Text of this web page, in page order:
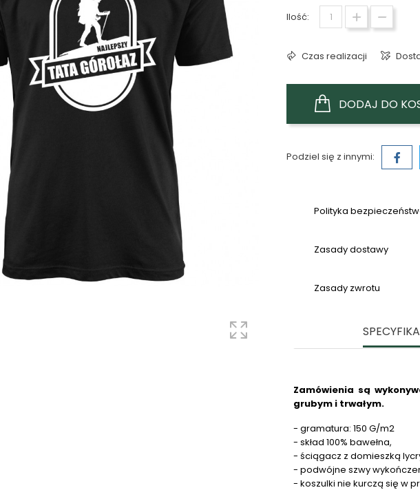
Ilość:
Czas realizacji
DODAJ DO
Podziel się z innymi:
Polityka
Zasady dostawy
Zasady zwrotu
Zamówienia są
grubym i trwałym.
- gramatura: 150 G/m2
- skład 100% bawełna,
- ściągacz z domieszką
- podwójne szwy
- koszulki nie kurczą się w